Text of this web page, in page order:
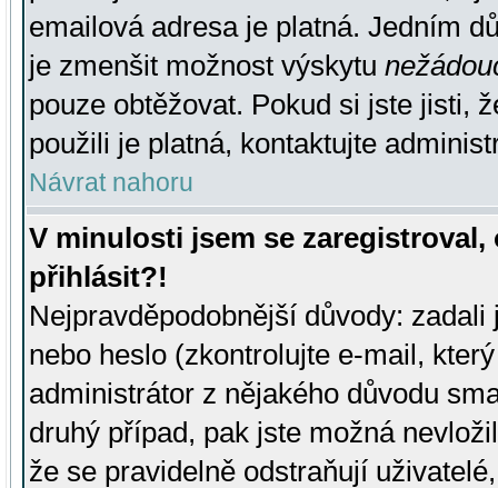
emailová adresa je platná. Jedním
je zmenšit možnost výskytu
pouze obtěžovat. Pokud si jste jisti,
použili je platná, kontaktujte
Návrat nahoru
V minulosti jsem se
přihlásit?!
Nejpravděpodobnější důvody:
nebo heslo (zkontrolujte e-mail,
administrátor z nějakého důvodu
druhý případ, pak jste možná
že se pravidelně odstraňují